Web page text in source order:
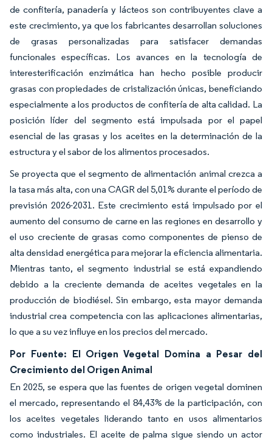
de confitería, panadería y lácteos son contribuyentes clave a
este crecimiento, ya que los fabricantes desarrollan soluciones
de grasas personalizadas para satisfacer demandas
funcionales específicas. Los avances en la tecnología de
interesterificación enzimática han hecho posible producir
grasas con propiedades de cristalización únicas, beneficiando
especialmente a los productos de confitería de alta calidad. La
posición líder del segmento está impulsada por el papel
esencial de las grasas y los aceites en la determinación de la
estructura y el sabor de los alimentos procesados.
Se proyecta que el segmento de alimentación animal crezca a
la tasa más alta, con una CAGR del 5,01% durante el período de
previsión 2026-2031. Este crecimiento está impulsado por el
aumento del consumo de carne en las regiones en desarrollo y
el uso creciente de grasas como componentes de pienso de
alta densidad energética para mejorar la eficiencia alimentaria.
Mientras tanto, el segmento industrial se está expandiendo
debido a la creciente demanda de aceites vegetales en la
producción de biodiésel. Sin embargo, esta mayor demanda
industrial crea competencia con las aplicaciones alimentarias,
lo que a su vez influye en los precios del mercado.
Por Fuente: El Origen Vegetal Domina a Pesar del
Crecimiento del Origen Animal
En 2025, se espera que las fuentes de origen vegetal dominen
el mercado, representando el 84,43% de la participación, con
los aceites vegetales liderando tanto en usos alimentarios
como industriales. El aceite de palma sigue siendo un actor